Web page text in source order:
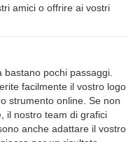
amici o offrire ai vostri
pochi passaggi.
facilmente il vostro logo
strumento online. Se non
il nostro team di grafici
anche adattare il vostro